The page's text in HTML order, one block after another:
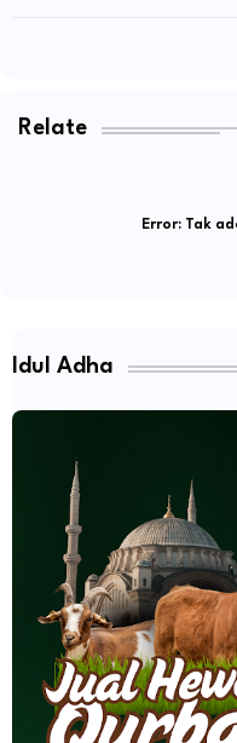
Relate
Error:Tak
Idul Adha